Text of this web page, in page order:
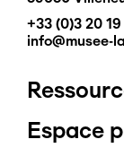
+33 (0)3 20
info@musee-
Pied
Espace